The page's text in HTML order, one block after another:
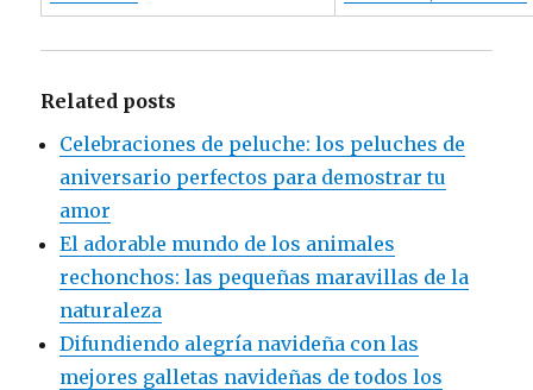
Related posts
Celebraciones de peluche: los peluches de
aniversario perfectos para demostrar tu
amor
El adorable mundo de los animales
rechonchos: las pequeñas maravillas de la
naturaleza
Difundiendo alegría navideña con las
mejores galletas navideñas de todos los